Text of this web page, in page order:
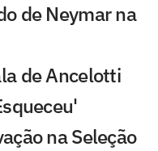
de Neymar na
de Ancelotti
na Seleção